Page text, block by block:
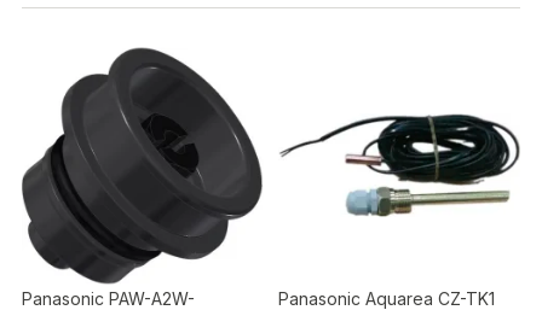
Panasonic PAW-A2W-
Panasonic Aquarea CZ-TK1